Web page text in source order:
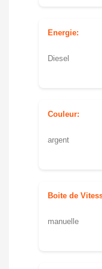
Energie:
Diesel
Couleur:
argent
Boite de
manuelle